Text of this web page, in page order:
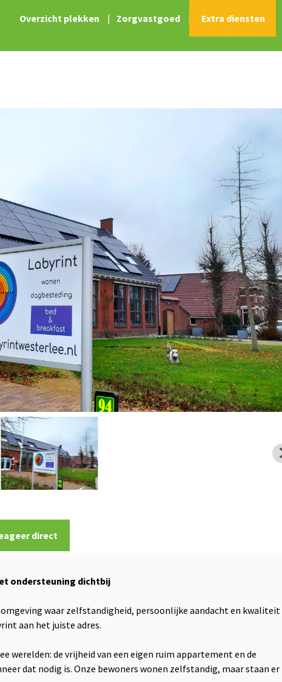
Overzicht plekken | Zorgvastgoed | Extra diensten
direct
ondersteuning dichtbij
waar zelfstandigheid, persoonlijke aandacht en kwaliteit
aan het juiste adres.
werelden: de vrijheid van een eigen ruim appartement en de
dat nodig is. Onze bewoners wonen zelfstandig, maar staan er